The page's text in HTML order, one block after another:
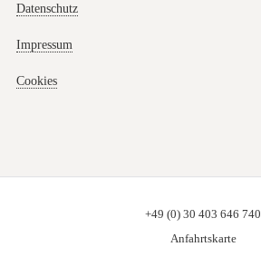
Datenschutz
Impressum
Cookies
+49 (0) 30 403 646 740
Anfahrtskarte